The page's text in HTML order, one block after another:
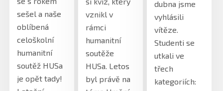
sešel a naše
oblíbená
celoškolní
humanitní
soutěž HUSa
je opět tady!
vznikl v
rámci
humanitní
soutěže
HUSa. Letos
byl právě na
dubna jsme
vyhlásili
vítěze.
Studenti se
utkali ve
třech
kategoriích: